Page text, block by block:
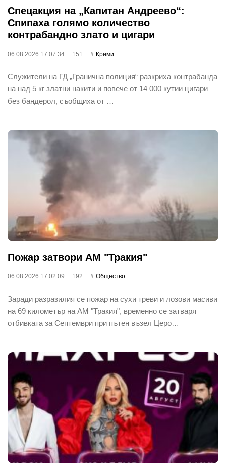
Спецакция на „Капитан Андреево“:
Спипаха голямо количество
контрабандно злато и цигари
06.08.2026 17:07:34 151 Крими
Служители на ГД „Гранична полиция“ разкриха контрабанда
на над 5 кг златни накити и повече от 14 000 кутии цигари
без бандерол, съобщиха от …
Пожар затвори АМ "Тракия"
06.08.2026 17:02:09 192 Общество
Заради разразилия се пожар на сухи треви и лозови масиви
на 69 километър на АМ "Тракия", временно се затваря
отбивката за Септември при пътен възел Церо…